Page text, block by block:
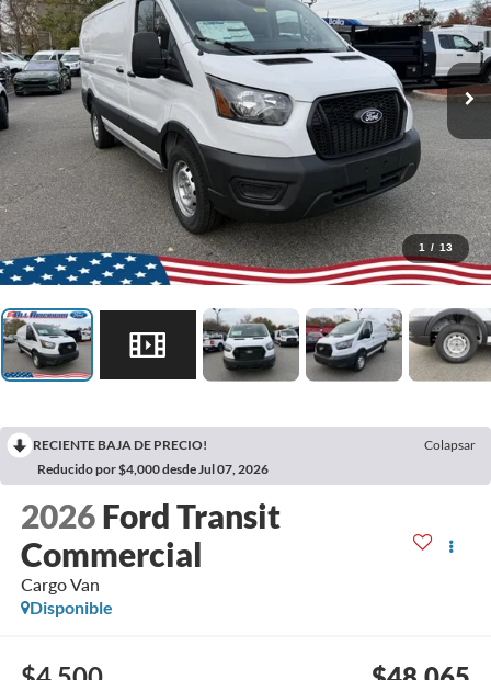
1 / 13
RECIENTE BAJA DE PRECIO!
Colapsar
Reducido por $4,000 desde Jul 07, 2026
2026 Ford Transit
Commercial
Cargo Van
Disponible